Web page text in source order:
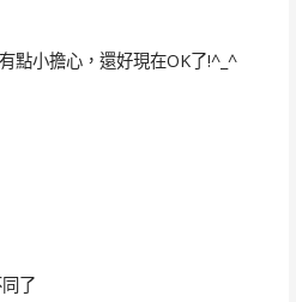
點小擔心，還好現在OK了!^_^
了